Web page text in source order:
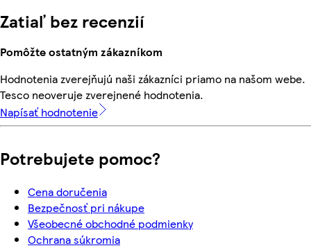
Zatiaľ bez recenzií
Pomôžte ostatným zákazníkom
Hodnotenia zverejňujú naši zákazníci priamo na našom webe.
Tesco neoveruje zverejnené hodnotenia.
Napísať hodnotenie
Potrebujete pomoc?
Cena doručenia
Bezpečnosť pri nákupe
Všeobecné obchodné podmienky
Ochrana súkromia